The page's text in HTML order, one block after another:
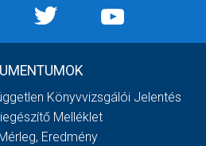
Könyvvizsgálói Jelentés
Melléklet
Eredmény